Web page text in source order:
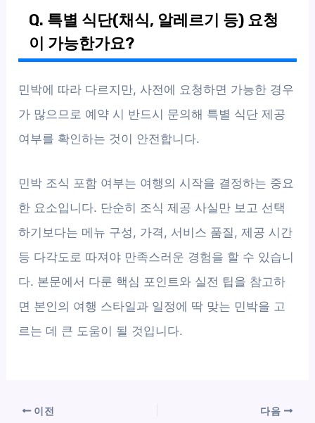
Q. 특별 식단(채식, 알레르기 등) 요청
이 가능한가요?
민박에 따라 다르지만, 사전에 요청하면 가능한 경우
가 많으므로 예약 시 반드시 문의해 특별 식단 제공
여부를 확인하는 것이 안전합니다.
민박 조식 포함 여부는 여행의 시작을 결정하는 중요
한 요소입니다. 단순히 조식 제공 사실만 보고 선택
하기보다는 메뉴 구성, 가격, 서비스 품질, 제공 시간
등 다각도로 따져야 만족스러운 경험을 할 수 있습니
다. 본문에서 다룬 핵심 포인트와 실전 팁을 참고하
면 본인의 여행 스타일과 일정에 딱 맞는 민박을 고
르는 데 큰 도움이 될 것입니다.
이전 다음